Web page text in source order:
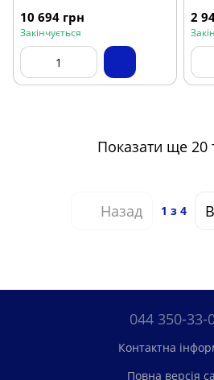
10 694 грн
Закінчується
2
Показати ще 20
Назад 1 з 4
044 350-33-
Контактна
Повна версія